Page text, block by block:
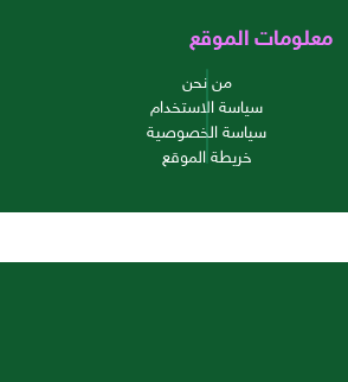
معلومات الموقع
من نحن
سياسة الاستخدام
سياسة الخصوصية
خريطة الموقع